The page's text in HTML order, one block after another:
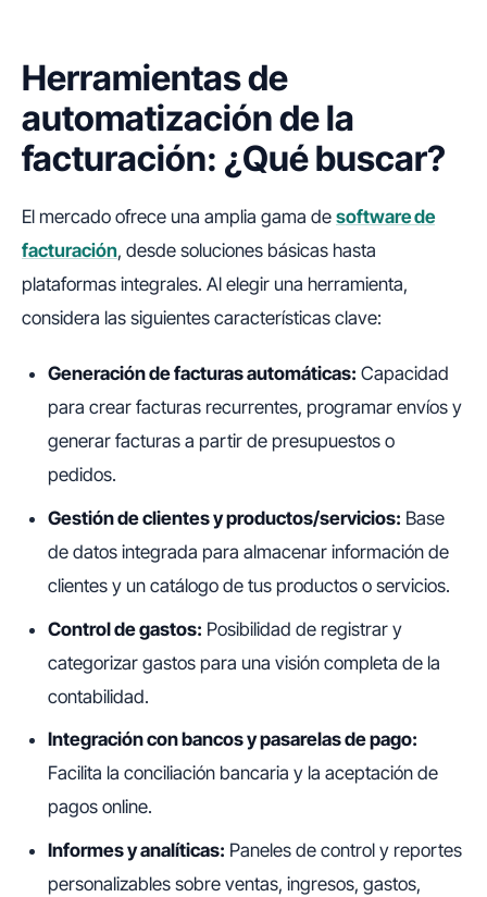
Herramientas de
automatización de la
facturación: ¿Qué buscar?
El mercado ofrece una amplia gama de software de
facturación, desde soluciones básicas hasta
plataformas integrales. Al elegir una herramienta,
considera las siguientes características clave:
Generación de facturas automáticas: Capacidad
para crear facturas recurrentes, programar envíos y
generar facturas a partir de presupuestos o
pedidos.
Gestión de clientes y productos/servicios: Base
de datos integrada para almacenar información de
clientes y un catálogo de tus productos o servicios.
Control de gastos: Posibilidad de registrar y
categorizar gastos para una visión completa de la
contabilidad.
Integración con bancos y pasarelas de pago:
Facilita la conciliación bancaria y la aceptación de
pagos online.
Informes y analíticas: Paneles de control y reportes
personalizables sobre ventas, ingresos, gastos,